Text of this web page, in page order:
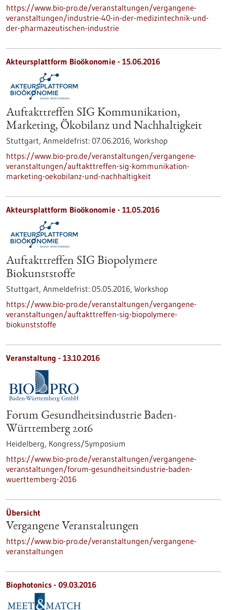
https://www.bio-pro.de/veranstaltungen/vergangene-
veranstaltungen/industrie-40-in-der-medizintechnik-und-
der-pharmazeutischen-industrie
Akteursplattform Bioökonomie - 15.06.2016
Auftakttreffen SIG Kommunikation,
Marketing, Ökobilanz und Nachhaltigkeit
Stuttgart, Anmeldefrist: 07.06.2016, Workshop
https://www.bio-pro.de/veranstaltungen/vergangene-
veranstaltungen/auftakttreffen-sig-kommunikation-
marketing-oekobilanz-und-nachhaltigkeit
Akteursplattform Bioökonomie - 11.05.2016
Auftakttreffen SIG Biopolymere
Biokunststoffe
Stuttgart, Anmeldefrist: 05.05.2016, Workshop
https://www.bio-pro.de/veranstaltungen/vergangene-
veranstaltungen/auftakttreffen-sig-biopolymere-
biokunststoffe
Veranstaltung - 13.10.2016
Forum Gesundheitsindustrie Baden-
Württemberg 2016
Heidelberg, Kongress/Symposium
https://www.bio-pro.de/veranstaltungen/vergangene-
veranstaltungen/forum-gesundheitsindustrie-baden-
wuerttemberg-2016
Übersicht
Vergangene Veranstaltungen
https://www.bio-pro.de/veranstaltungen/vergangene-
veranstaltungen
Biophotonics - 09.03.2016